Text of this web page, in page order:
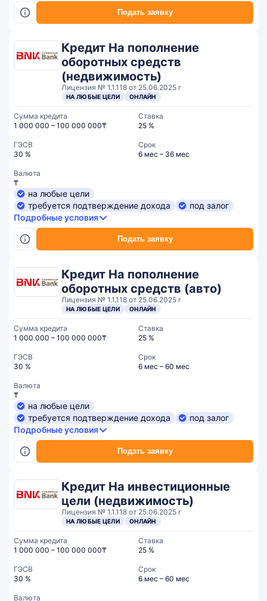
Подать заявку
Кредит На пополнение
оборотных средств
(недвижимость)
Лицензия № 1.1.118 от 25.06.2025 г
НА ЛЮБЫЕ ЦЕЛИ ОНЛАЙН
Подать заявку
Сумма кредита
1 000 000 – 100 000 000₸
Ставка
25 %
ГЭСВ
30 %
Срок
6 мес – 36 мес
Валюта
₸
на любые цели
требуется подтверждение дохода
под залог
Подробные условия
Кредит На пополнение
оборотных средств (авто)
Лицензия № 1.1.118 от 25.06.2025 г
НА ЛЮБЫЕ ЦЕЛИ ОНЛАЙН
Подать заявку
Сумма кредита
1 000 000 – 100 000 000₸
Ставка
25 %
ГЭСВ
30 %
Срок
6 мес – 60 мес
Валюта
₸
на любые цели
требуется подтверждение дохода
под залог
Подробные условия
Кредит На инвестиционные
цели (недвижимость)
Лицензия № 1.1.118 от 25.06.2025 г
НА ЛЮБЫЕ ЦЕЛИ ОНЛАЙН
Сумма кредита
1 000 000 – 100 000 000₸
Ставка
25 %
ГЭСВ
30 %
Срок
6 мес – 60 мес
Валюта